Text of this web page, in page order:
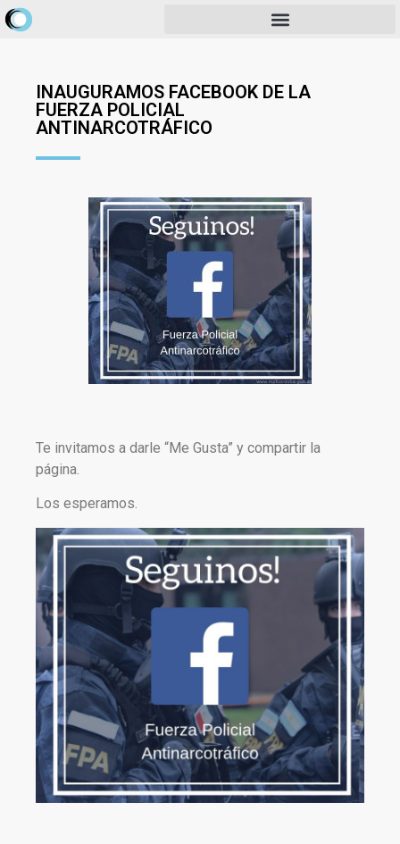
INAUGURAMOS FACEBOOK DE LA
FUERZA POLICIAL
ANTINARCOTRÁFICO
Te invitamos a darle “Me Gusta” y compartir la
página.
Los esperamos.